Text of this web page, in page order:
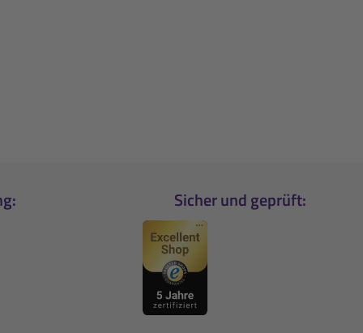
Sicher und geprüft: